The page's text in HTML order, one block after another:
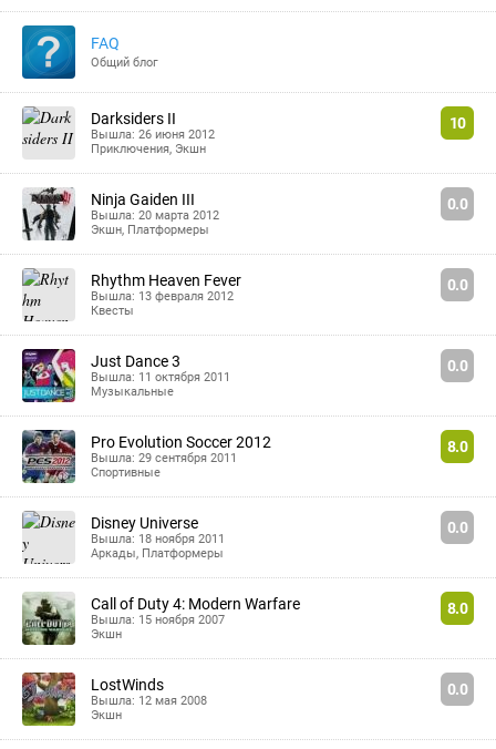
FAQ
Общий блог
Darksiders II
Вышла: 26 июня 2012
Приключения, Экшн
10
Ninja Gaiden III
Вышла: 20 марта 2012
Экшн, Платформеры
0.0
Rhythm Heaven Fever
Вышла: 13 февраля 2012
Квесты
0.0
Just Dance 3
Вышла: 11 октября 2011
Музыкальные
0.0
Pro Evolution Soccer 2012
Вышла: 29 сентября 2011
Спортивные
8.0
Disney Universe
Вышла: 18 ноября 2011
Аркады, Платформеры
0.0
Call of Duty 4: Modern Warfare
Вышла: 15 ноября 2007
Экшн
8.0
LostWinds
Вышла: 12 мая 2008
Экшн
0.0